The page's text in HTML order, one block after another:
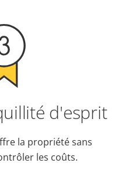
d'esprit
la propriété sans
les coûts.